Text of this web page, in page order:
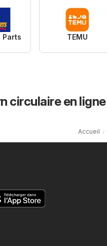
Parts TEMU
circulaire en ligne
Accueil